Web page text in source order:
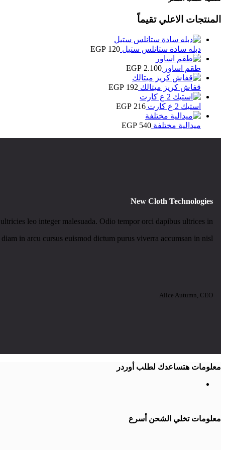
المنتجات الاعلي تقيماً
دبله سادة ستانلس ستيل EGP 120
طقم اساور EGP 2.100
قفاش كريز ميتالك EGP 192
استيك 2 ع كارت EGP 216
ميدالية مختلفة EGP 540
New Cloth Technologies
leo integer malesuada. Odio tempor orci dapibus ultrices in.
diam in arcu cursus euismod dictum purus viverra accumsan in nisl.
Alice Autumn, CEO
معلومات هتساعدك لطلب أوردر
معلومات تخلي الشحن أسرع